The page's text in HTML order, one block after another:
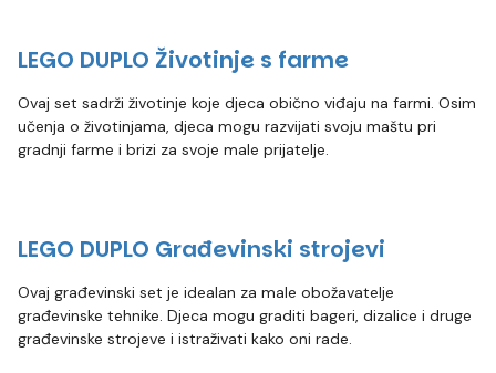
LEGO DUPLO Životinje s farme
Ovaj set sadrži životinje koje djeca obično viđaju na farmi. Osim
učenja o životinjama, djeca mogu razvijati svoju maštu pri
gradnji farme i brizi za svoje male prijatelje.
LEGO DUPLO Građevinski strojevi
Ovaj građevinski set je idealan za male obožavatelje
građevinske tehnike. Djeca mogu graditi bageri, dizalice i druge
građevinske strojeve i istraživati kako oni rade.